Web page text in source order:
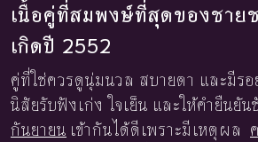
เนื้อคู่ที่สมพงษ์ที่สุดของชาย
เกิดปี 2552
คู่ที่ใช่ควรดูนุ่มนวล สบายตา และมีร
นิสัยรับฟังเก่ง ใจเย็น และให้คำยืนยัน
กันยายน เข้ากันได้ดีเพราะมีเหตุผล